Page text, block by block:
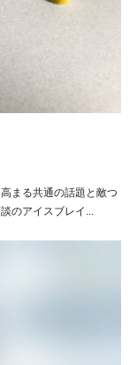
まる共通の話題と敵つ
のアイスブレイ...